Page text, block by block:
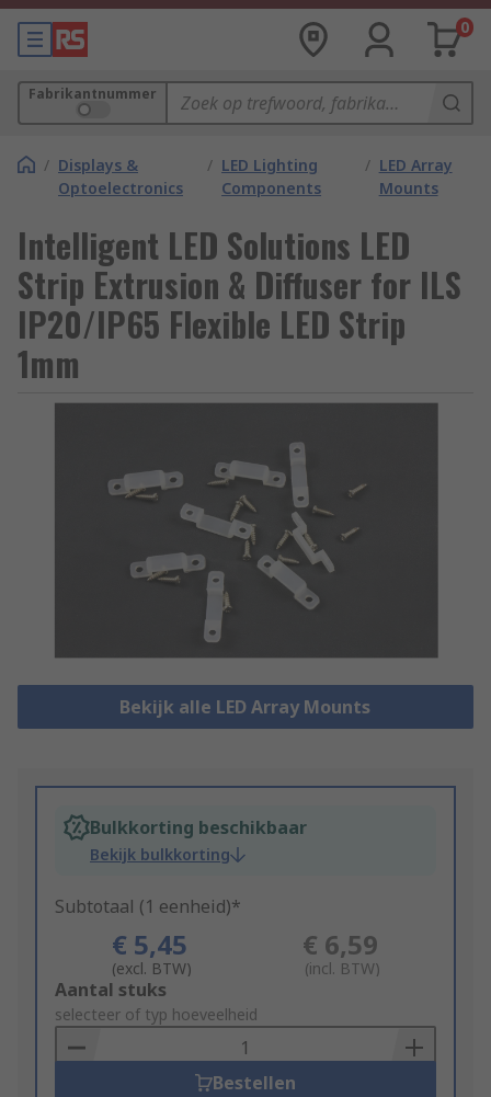
0
Fabrikantnummer
/ Displays &
Optoelectronics
/ LED Lighting
Components
/ LED Array
Mounts
Intelligent LED Solutions LED
Strip Extrusion & Diffuser for ILS
IP20/IP65 Flexible LED Strip
1mm
Bekijk alle LED Array Mounts
Bulkkorting beschikbaar
Bekijk bulkkorting
Subtotaal (1 eenheid)*
€ 5,45
(excl. BTW)
€ 6,59
(incl. BTW)
Add
to
Basket
Aantal stuks
selecteer of typ hoeveelheid
Bestellen